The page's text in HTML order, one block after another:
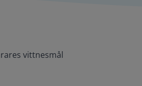
vittnesmål